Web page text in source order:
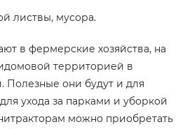
листвы, мусора.
в фермерские хозяйства, на
территорией в
Полезные они будут и для
ухода за парками и уборкой
можно приобретать